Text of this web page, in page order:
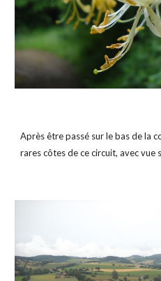
Après être passé sur le bas de la
rares côtes de ce circuit, avec vue